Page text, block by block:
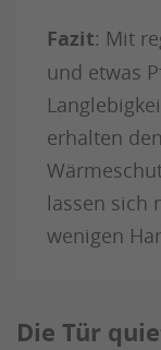
Fazit: Mit
und etwas
erhalten
lassen sich
wenigen
Die Tür